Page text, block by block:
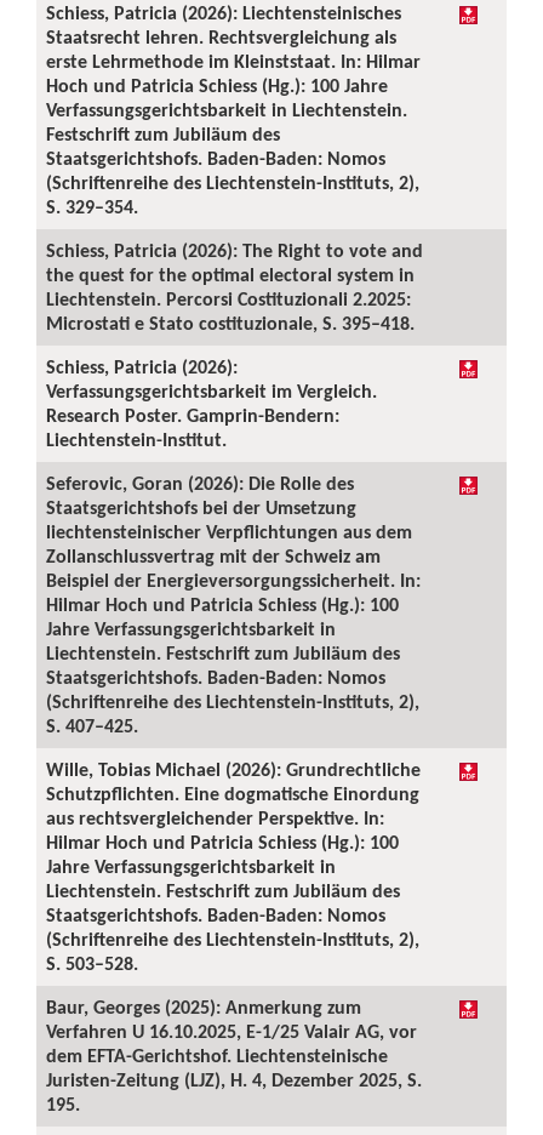
Schiess, Patricia (2026): Liechtensteinisches
Staatsrecht lehren. Rechtsvergleichung als
erste Lehrmethode im Kleinststaat. In: Hilmar
Hoch und Patricia Schiess (Hg.): 100 Jahre
Verfassungsgerichtsbarkeit in Liechtenstein.
Festschrift zum Jubiläum des
Staatsgerichtshofs. Baden-Baden: Nomos
(Schriftenreihe des Liechtenstein-Instituts, 2),
S. 329–354.
Schiess, Patricia (2026): The Right to vote and
the quest for the optimal electoral system in
Liechtenstein. Percorsi Costituzionali 2.2025:
Microstati e Stato costituzionale, S. 395–418.
Schiess, Patricia (2026):
Verfassungsgerichtsbarkeit im Vergleich.
Research Poster. Gamprin-Bendern:
Liechtenstein-Institut.
Seferovic, Goran (2026): Die Rolle des
Staatsgerichtshofs bei der Umsetzung
liechtensteinischer Verpflichtungen aus dem
Zollanschlussvertrag mit der Schweiz am
Beispiel der Energieversorgungssicherheit. In:
Hilmar Hoch und Patricia Schiess (Hg.): 100
Jahre Verfassungsgerichtsbarkeit in
Liechtenstein. Festschrift zum Jubiläum des
Staatsgerichtshofs. Baden-Baden: Nomos
(Schriftenreihe des Liechtenstein-Instituts, 2),
S. 407–425.
Wille, Tobias Michael (2026): Grundrechtliche
Schutzpflichten. Eine dogmatische Einordung
aus rechtsvergleichender Perspektive. In:
Hilmar Hoch und Patricia Schiess (Hg.): 100
Jahre Verfassungsgerichtsbarkeit in
Liechtenstein. Festschrift zum Jubiläum des
Staatsgerichtshofs. Baden-Baden: Nomos
(Schriftenreihe des Liechtenstein-Instituts, 2),
S. 503–528.
Baur, Georges (2025): Anmerkung zum
Verfahren U 16.10.2025, E-1/25 Valair AG, vor
dem EFTA-Gerichtshof. Liechtensteinische
Juristen-Zeitung (LJZ), H. 4, Dezember 2025, S.
195.